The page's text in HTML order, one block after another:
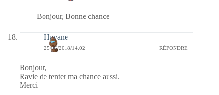
Bonjour, Bonne chance
Havane
25/05/2018/14:02 RÉPONDRE
Bonjour,
Ravie de tenter ma chance aussi.
Merci